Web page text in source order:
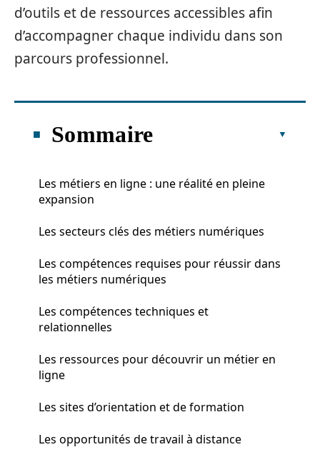
d’outils et de ressources accessibles afin
d’accompagner chaque individu dans son
parcours professionnel.
Sommaire
Les métiers en ligne : une réalité en pleine
expansion
Les secteurs clés des métiers numériques
Les compétences requises pour réussir dans
les métiers numériques
Les compétences techniques et
relationnelles
Les ressources pour découvrir un métier en
ligne
Les sites d’orientation et de formation
Les opportunités de travail à distance